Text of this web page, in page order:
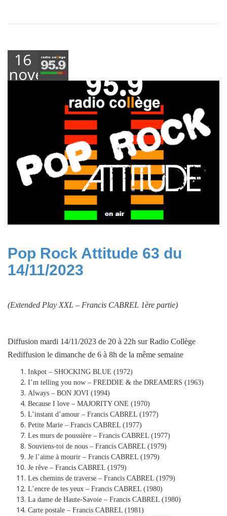
16
novembre
Pop Rock Attitude 63 du
14/11/2023
(Extended Play XXL – Francis CABREL 1ère partie)
Diffusion mardi 14/11/2023 de 20 à 22h sur Radio Collège
Rediffusion le dimanche de 6 à 8h de la même semaine
Inkpot – SHOCKING BLUE (1972)
I’m telling you now – FREDDIE & the DREAMERS (1963)
Always – BON JOVI (1994)
Because I love – MAJORITY ONE (1970)
L’instant d’amour – Francis CABREL (1977)
Petite Marie – Francis CABREL (1977)
Les murs de poussière – Francis CABREL (1977)
Souviens-toi de nous – Francis CABREL (1979)
Je l’aime à mourir – Francis CABREL (1979)
Je rêve – Francis CABREL (1979)
Les chemins de traverse – Francis CABREL (1979)
L’encre de tes yeux – Francis CABREL (1980)
La dame de Haute-Savoie – Francis CABREL (1980)
Carte postale – Francis CABREL (1981)